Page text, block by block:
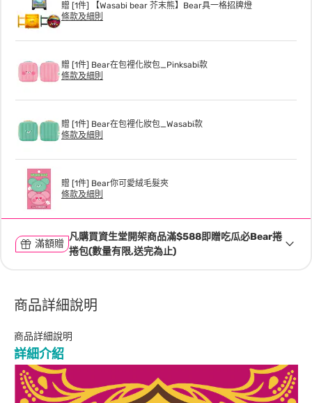
贈 [1件] 【Wasabi bear 芥末熊】Bear具一格招牌燈
條款及細則
贈 [1件] Bear在包裡化妝包_Pinksabi款
條款及細則
贈 [1件] Bear在包裡化妝包_Wasabi款
條款及細則
贈 [1件] Bear你可愛絨毛髮夾
條款及細則
滿額贈
凡購買資生堂開架商品滿$588即贈吃瓜必Bear捲
捲包(數量有限,送完為止)
商品詳細說明
商品詳細說明
詳細介紹